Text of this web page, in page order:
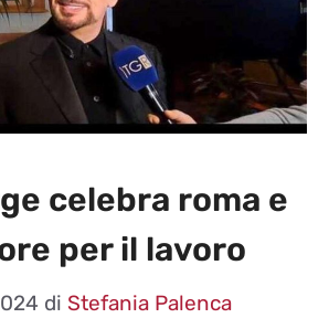
celebra roma e
per il lavoro
di Stefania Palenca